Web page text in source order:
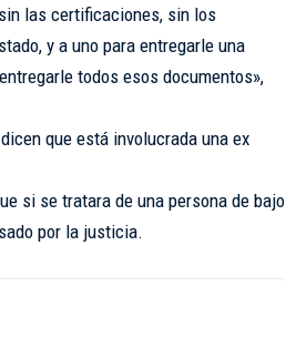
las certificaciones, sin los
y a uno para entregarle una
todos esos documentos»,
que está involucrada una ex
si se tratara de una persona de bajo
por la justicia.